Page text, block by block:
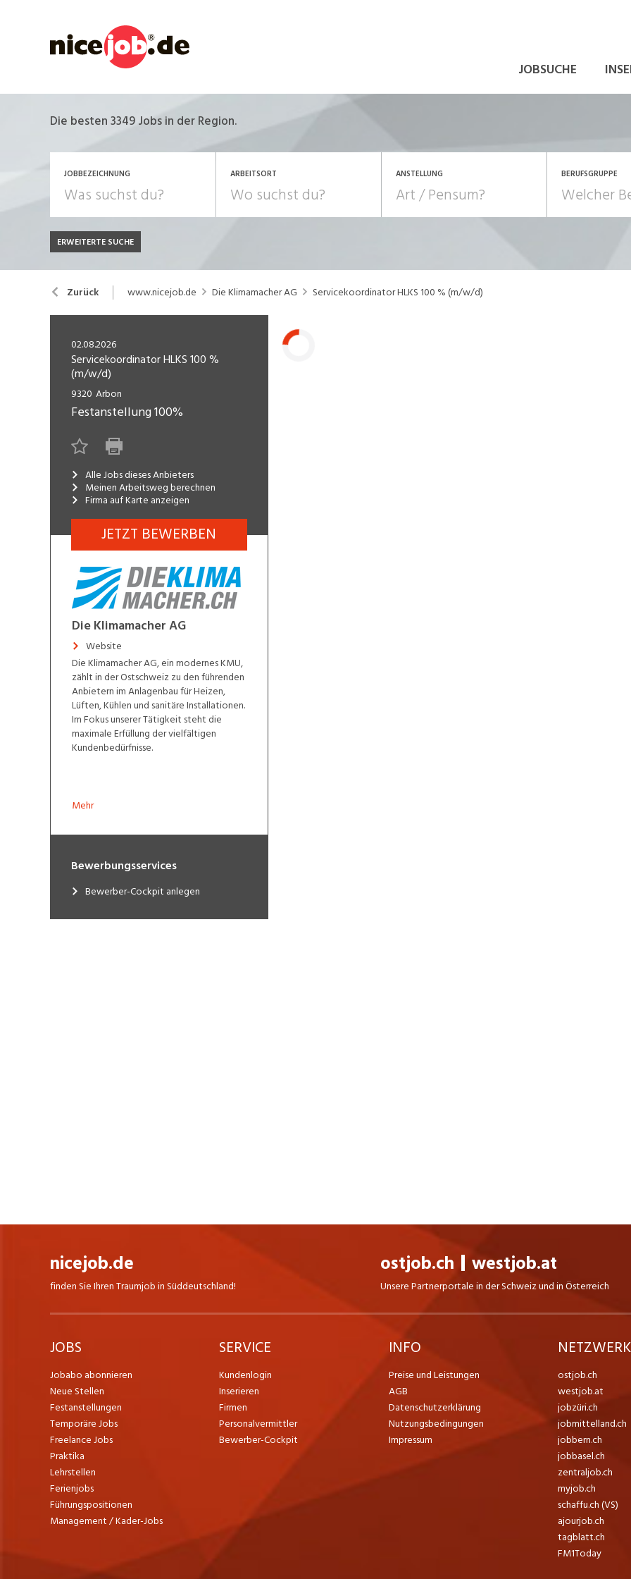
JOBSUCHE
Die besten 3349 Jobs in der Region.
JOBBEZEICHNUNG ARBEITSORT ANSTELLUNG
JOB-TYP
Festanstellung
Temporär (befristet)
Freelance
Lehrstelle
BERUFSGRUPPE
Bank, Versicherung
Chemie, Pharma, Biotechnologie
Consulting, Human Resources
Engineering, Technik, Architektur
Gastronomie, Hotellerie,
Tourismus, Lebensmittel
Informatik, Telekommunikation
Marketing, Kommunikation,
Medien, Druck
Verkauf, Handel, Kundenberatung,
Aussendienst
ERWEITERTE SUCHE
Zurück www.nicejob.de Die Klimamacher AG Servicekoordinator HLKS 100 % (m/w/d)
02.08.2026
Servicekoordinator HLKS 100 %
(m/w/d)
9320 Arbon
Festanstellung100%
Alle Jobs dieses Anbieters
Meinen Arbeitsweg berechnen
Firma auf Karte anzeigen
JETZT BEWERBEN
Die Klimamacher AG
Website
Die Klimamacher AG, ein modernes KMU,
zählt in der Ostschweiz zu den führenden
Anbietern im Anlagenbau für Heizen,
Lüften, Kühlen und sanitäre Installationen.
Im Fokus unserer Tätigkeit steht die
maximale Erfüllung der vielfältigen
Kundenbedürfnisse.
Mehr
Bewerbungsservices
Bewerber-Cockpit anlegen
nicejob.de
finden Sie Ihren Traumjob in Süddeutschland!
ostjob.ch westjob.at
Unsere Partnerportale in der Schweiz und in Österreich
JOBS
Jobabo abonnieren
Neue Stellen
Festanstellungen
Temporäre Jobs
Freelance Jobs
Praktika
Lehrstellen
Ferienjobs
Führungspositionen
Management / Kader-Jobs
SERVICE
Kundenlogin
Inserieren
Firmen
Personalvermittler
Bewerber-Cockpit
INFO
Preise und Leistungen
AGB
Datenschutzerklärung
Nutzungsbedingungen
Impressum
NETZWERK
ostjob.ch
westjob.at
jobzüri.ch
jobmittelland.ch
jobbern.ch
jobbasel.ch
zentraljob.ch
myjob.ch
schaffu.ch (VS)
ajourjob.ch
tagblatt.ch
FM1Today